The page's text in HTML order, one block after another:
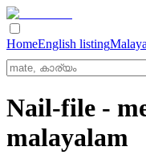
HomeEnglish listing
Nail-file -
malayalam